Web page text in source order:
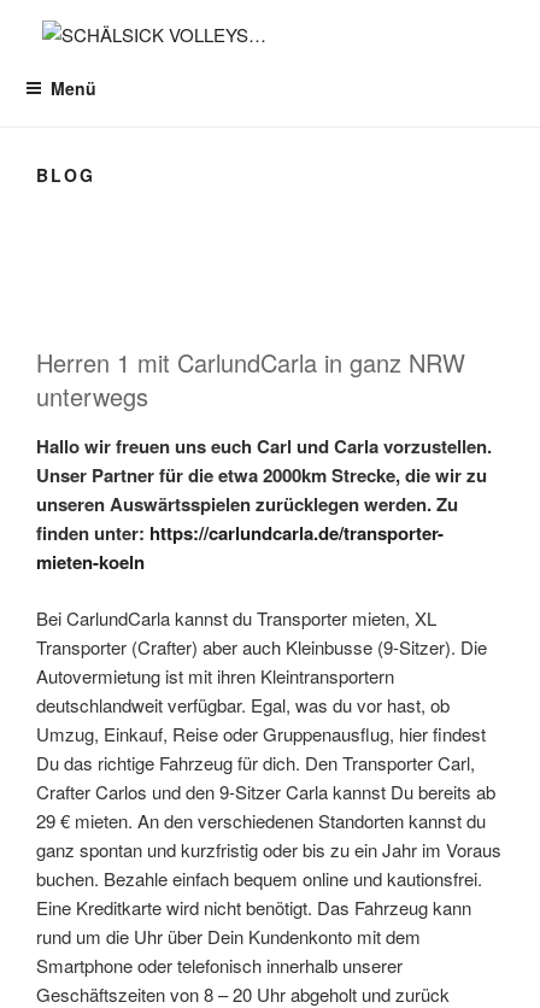
Menü
BLOG
Herren 1 mit CarlundCarla in ganz NRW
unterwegs
Hallo wir freuen uns euch Carl und Carla vorzustellen.
Unser Partner für die etwa 2000km Strecke, die wir zu
unseren Auswärtsspielen zurücklegen werden. Zu
finden unter: https://carlundcarla.de/transporter-
mieten-koeln
Bei CarlundCarla kannst du Transporter mieten, XL
Transporter (Crafter) aber auch Kleinbusse (9-Sitzer). Die
Autovermietung ist mit ihren Kleintransportern
deutschlandweit verfügbar. Egal, was du vor hast, ob
Umzug, Einkauf, Reise oder Gruppenausflug, hier findest
Du das richtige Fahrzeug für dich. Den Transporter Carl,
Crafter Carlos und den 9-Sitzer Carla kannst Du bereits ab
29 € mieten. An den verschiedenen Standorten kannst du
ganz spontan und kurzfristig oder bis zu ein Jahr im Voraus
buchen. Bezahle einfach bequem online und kautionsfrei.
Eine Kreditkarte wird nicht benötigt. Das Fahrzeug kann
rund um die Uhr über Dein Kundenkonto mit dem
Smartphone oder telefonisch innerhalb unserer
Geschäftszeiten von 8 – 20 Uhr abgeholt und zurück